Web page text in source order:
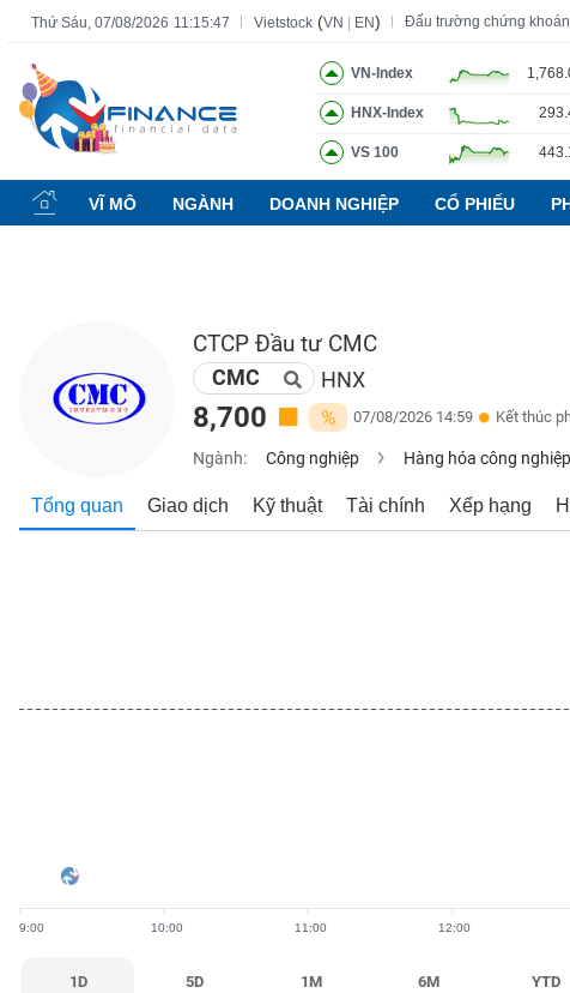
Thứ Sáu, 07/08/2026 11:15:48 Vietstock (VN EN) Đấu trường chứng khoán
VN-Index
HNX-Index
VS 100
VĨ MÔ NGÀNH DOANH NGHIỆP CỔ PHIẾU
CTCP Đầu tư CMC
CMC HNX
8,700 % 07/08/2026 14:59 Kết thúc
Ngành: Công nghiệp Hàng hóa công nghiệp
Tổng quan Giao dịch Kỹ thuật Tài chính Xếp hạng
9:00 10:00 11:00 12:00
1D
5D
1M
6M
YTD
Tất cả Tính năng Ngành Mã chứng khoán Lãnh đạo
Tính
năng
(-)
CHỨNG
KHOÁN
NGHIỆP